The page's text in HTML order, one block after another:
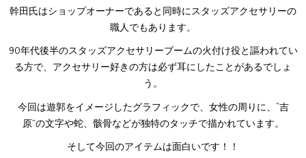
幹田氏はショップオーナーであると同時にスタッズアクセサリーの
職人でもあります。
90年代後半のスタッズアクセサリーブームの火付け役と謳われてい
る方で、アクセサリー好きの方は必ず耳にしたことがあるでしょ
う。
今回は遊郭をイメージしたグラフィックで、女性の周りに、“吉
原”の文字や蛇、骸骨などが独特のタッチで描かれています。
そして今回のアイテムは面白いです！！